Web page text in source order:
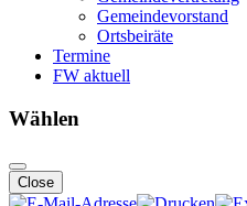
Gemeindevorstand
Ortsbeiräte
Termine
FW aktuell
Wählen
Close